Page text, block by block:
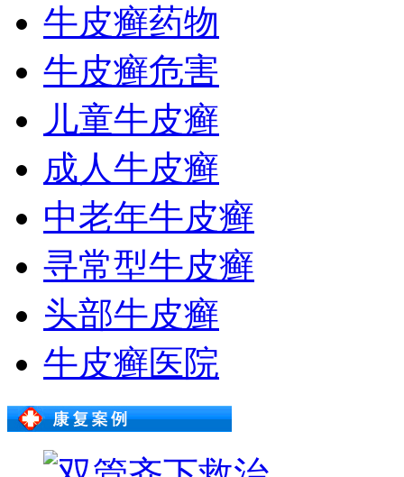
牛皮癣药物
牛皮癣危害
儿童牛皮癣
成人牛皮癣
中老年牛皮癣
寻常型牛皮癣
头部牛皮癣
牛皮癣医院